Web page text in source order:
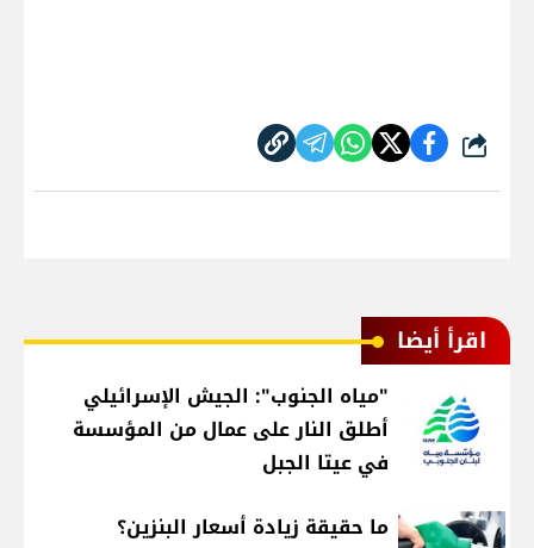
شارك
اقرأ أيضا
"مياه الجنوب": الجيش الإسرائيلي
أطلق النار على عمال من المؤسسة
في عيتا الجبل
ما حقيقة زيادة أسعار البنزين؟